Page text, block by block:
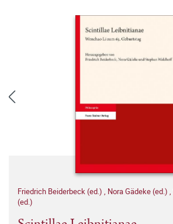
Friedrich Beiderbeck (ed.) , Nora Gädeke (ed.) ,
(ed.)